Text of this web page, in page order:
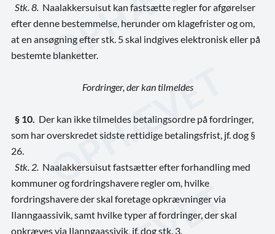
Stk. 8. Naalakkersuisut kan fastsætte regler for afgørelser
efter denne bestemmelse, herunder om klagefrister og om,
at en ansøgning efter stk. 5 skal indgives elektronisk eller på
bestemte blanketter.
Fordringer, der kan tilmeldes
§ 10. Der kan ikke tilmeldes betalingsordre på fordringer,
som har overskredet sidste rettidige betalingsfrist, jf. dog §
26.
Stk. 2. Naalakkersuisut fastsætter efter forhandling med
kommuner og fordringshavere regler om, hvilke
fordringshavere der skal foretage opkrævninger via
Ilanngaassivik, samt hvilke typer af fordringer, der skal
opkræves via Ilanngaassivik, jf. dog stk. 3.